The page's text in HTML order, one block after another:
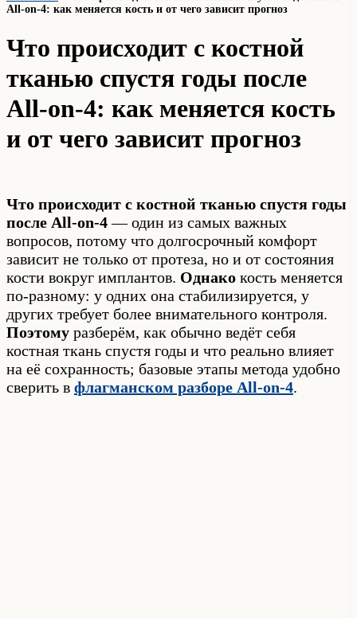
All-on-4: как меняется кость и от чего зависит прогноз
Что происходит с костной
тканью спустя годы после
All-on-4: как меняется кость
и от чего зависит прогноз
Что происходит с костной тканью спустя годы
после All-on-4— один из самых важных
вопросов, потому что долгосрочный комфорт
зависит не только от протеза, но и от состояния
кости вокруг имплантов. Однако кость меняется
по-разному: у одних она стабилизируется, у
других требует более внимательного контроля.
Поэтому разберём, как обычно ведёт себя
костная ткань спустя годы и что реально влияет
на её сохранность; базовые этапы метода удобно
сверить в флагманском разборе All-on-4.